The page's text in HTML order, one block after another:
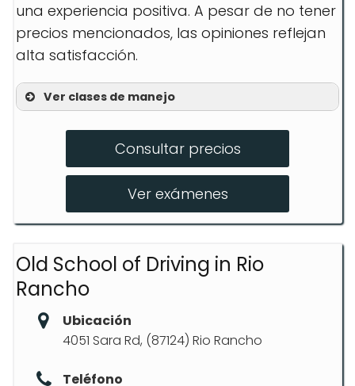
una experiencia positiva. A pesar de no tener
precios mencionados, las opiniones reflejan
alta satisfacción.
Ver clases de manejo
Curso avanzado
Preparación para el examen de
Consultar precios
Ver exámenes
Old School of Driving in Rio
Rancho
Ubicación
4051 Sara Rd, (87124) Rio Rancho
Teléfono